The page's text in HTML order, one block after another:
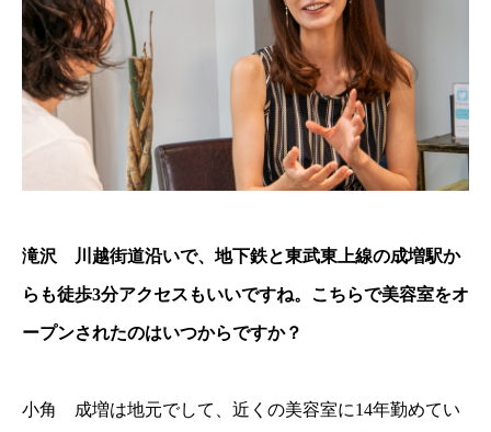
滝沢 川越街道沿いで、地下鉄と東武東上線の成増駅か
らも徒歩3分アクセスもいいですね。こちらで美容室をオ
ープンされたのはいつからですか？
小角 成増は地元でして、近くの美容室に14年勤めてい